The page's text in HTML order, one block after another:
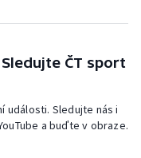
ČT sport
události. Sledujte nás i
a buďte v obraze.